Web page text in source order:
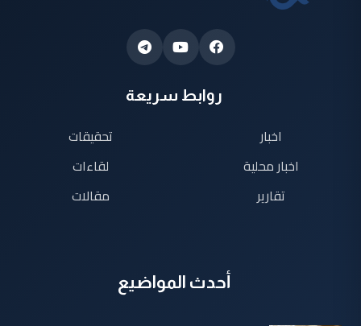
روابط سريعة
اخبار
اخبار محلية
تقارير
تحقيقات
لقاءات
مقالات
أحدث المواضيع